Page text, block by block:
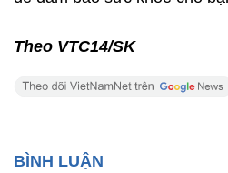
Theo VTC14/SK